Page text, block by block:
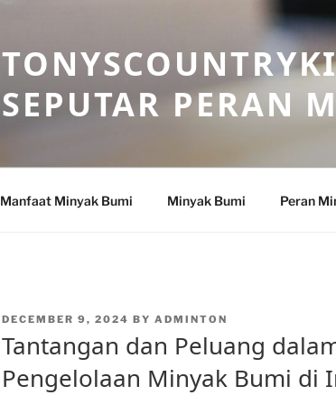
SEPUTAR PERAN
Manfaat Minyak Bumi Minyak Bumi Peran
POSTED
DECEMBER 9, 2024 BY ADMINTON
Tantangan dan Peluang
Pengelolaan Minyak Bumi di